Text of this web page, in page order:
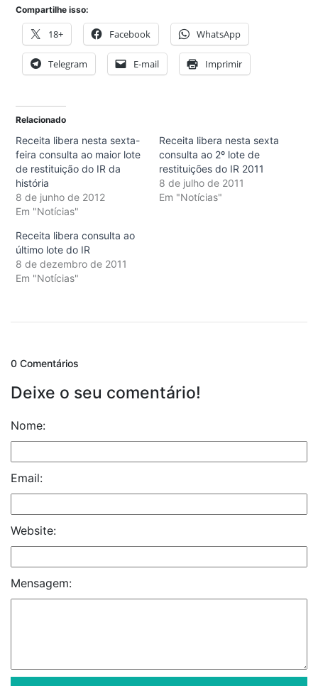
Compartilhe isso:
18+ Facebook WhatsApp
Telegram E-mail Imprimir
Relacionado
Receita libera nesta sexta-
feira consulta ao maior lote
de restituição do IR da
história
8 de junho de 2012
Em "Notícias"
Receita libera nesta sexta
consulta ao 2º lote de
restituições do IR 2011
8 de julho de 2011
Em "Notícias"
Receita libera consulta ao
último lote do IR
8 de dezembro de 2011
Em "Notícias"
0 Comentários
Deixe o seu comentário!
Nome:
Email:
Website:
Mensagem: